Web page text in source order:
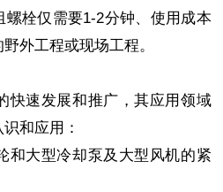
螺栓仅需要1-2分钟、使用成本
外工程或现场工程。
速发展和推广，其应用领域
和应用：
大型冷却泵及大型风机的紧